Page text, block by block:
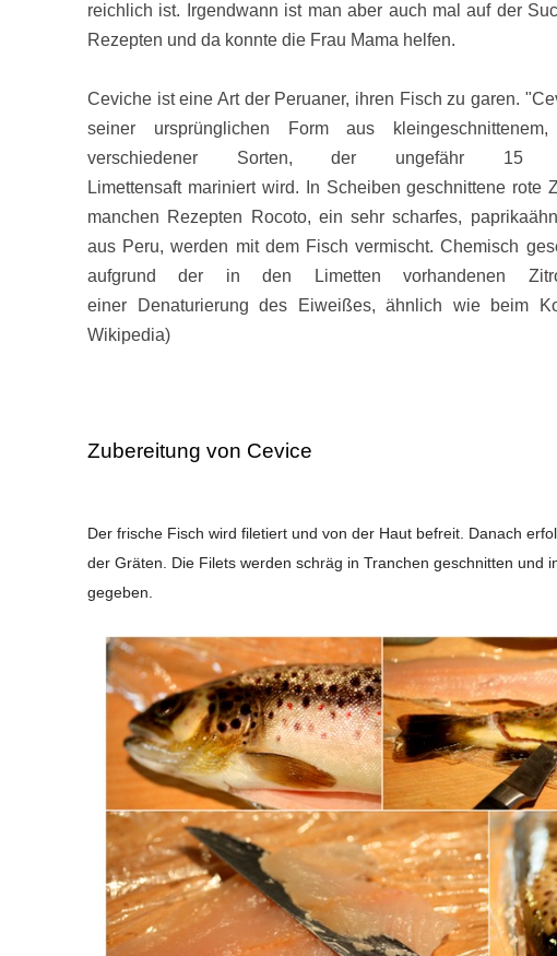
reichlich ist. Irgendwann ist man aber auch mal auf der
Rezepten und da konnte die Frau Mama helfen.
Ceviche ist eine Art der Peruaner, ihren Fisch zu garen. "
seiner ursprünglichen Form aus
verschiedener Sorten, der ungefähr 15
Limettensaft mariniertwird. In Scheiben geschnittene rote
manchen Rezepten
Rocoto, ein sehr scharfes,
aus Peru, werden mit dem Fisch vermischt. Chemisch
aufgrund der in den Limetten vorhandenen
einer
Denaturierung des Eiweißes, ähnlich wie beim
Wikipedia)
Zubereitung von Cevice
Der frische Fisch wird filetiert und von der Haut befreit. Danach
der Gräten. Die Filets werden schräg in Tranchen geschnitten und
gegeben.